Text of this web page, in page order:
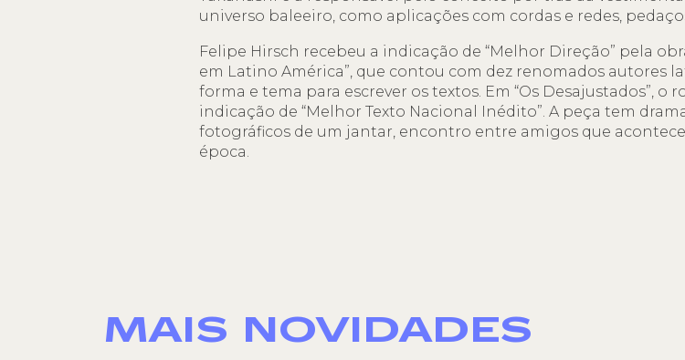
universo baleeiro, como aplicações com cordas e redes,
Felipe Hirsch recebeu a indicação de “Melhor Direção” pela
em Latino América”, que contou com dez renomados autores
forma e tema para escrever os textos. Em “Os Desajustados”, o
indicação de “Melhor Texto Nacional Inédito”. A peça tem
fotográficos de um jantar, encontro entre amigos que
época.
MAIS NOVIDADES